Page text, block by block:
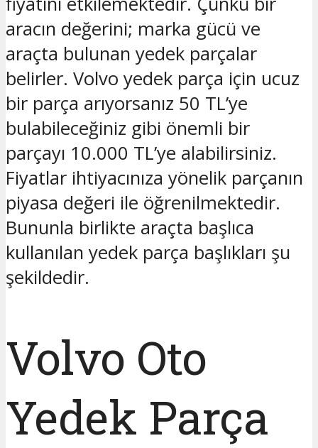
aracın değerini; marka gücü ve
araçta bulunan yedek parçalar
belirler. Volvo yedek parça için ucuz
bir parça arıyorsanız 50 TL’ye
bulabileceğiniz gibi önemli bir
parçayı 10.000 TL’ye alabilirsiniz.
Fiyatlar ihtiyacınıza yönelik parçanın
piyasa değeri ile öğrenilmektedir.
Bununla birlikte araçta başlıca
kullanılan yedek parça başlıkları şu
şekildedir.
Volvo Oto
Yedek Parça